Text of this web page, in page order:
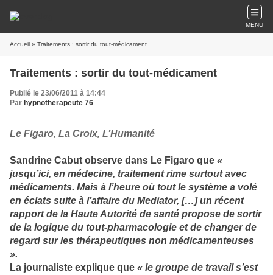
MENU
Accueil » Traitements : sortir du tout-médicament
Traitements : sortir du tout-médicament
Publié le 23/06/2011 à 14:44
Par hypnotherapeute 76
Le Figaro, La Croix, L’Humanité
Sandrine Cabut observe dans Le Figaro que «
jusqu’ici, en médecine, traitement rime surtout avec
médicaments. Mais à l’heure où tout le système a volé
en éclats suite à l’affaire du Mediator, […] un récent
rapport de la Haute Autorité de santé propose de sortir
de la logique du tout-pharmacologie et de changer de
regard sur les thérapeutiques non médicamenteuses
».
La journaliste explique que « le groupe de travail s’est